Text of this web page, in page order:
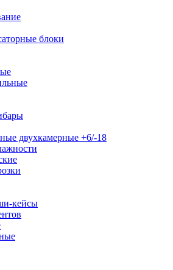
блоки
двухкамерные +6/-18
кейсы